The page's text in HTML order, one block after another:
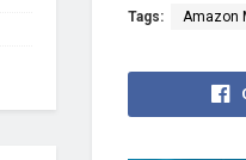
Tags: Amazon